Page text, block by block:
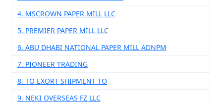
4. MSCROWN PAPER MILL LLC
5. PREMIER PAPER MILL LLC
6. ABU DHABI NATIONAL PAPER MILL ADNPM
7. PIONEER TRADING
8. TO EXORT SHIPMENT TO
9. NEKI OVERSEAS FZ LLC